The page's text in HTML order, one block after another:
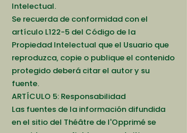
Intelectual.
Se recuerda de conformidad con el
artículo L122-5 del Código de la
Propiedad Intelectual que el Usuario que
reproduzca, copie o publique el contenido
protegido deberá citar el autor y su
fuente.
ARTÍCULO 5: Responsabilidad
Las fuentes de la información difundida
en el sitio del Théâtre de l'Opprimé se